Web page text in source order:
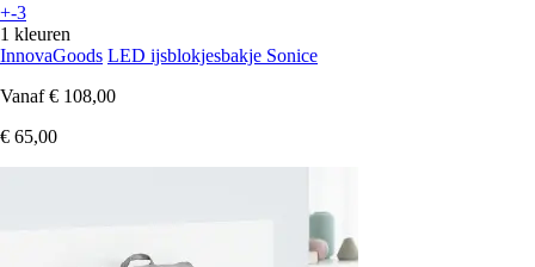
+-3
1 kleuren
InnovaGoods LED ijsblokjesbakje Sonice
Vanaf € 108,00
€ 65,00